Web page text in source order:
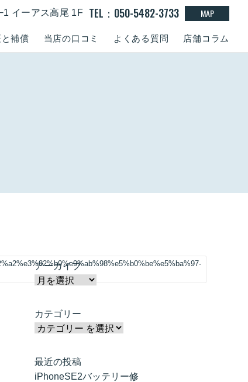
補償 当店の口コミ よくある質問 店舗コラム
イーアス高尾 1F TEL：050-5482-3733 MAP
アーカイブ
カテゴリー
最近の投稿
iPhoneSE2バッテリー修